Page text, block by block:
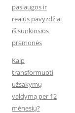
paslaugos ir
realūs pavyzdžiai
iš sunkiosios
pramonės
Kaip
transformuoti
užsakymų
valdymą per 12
mėnesių?